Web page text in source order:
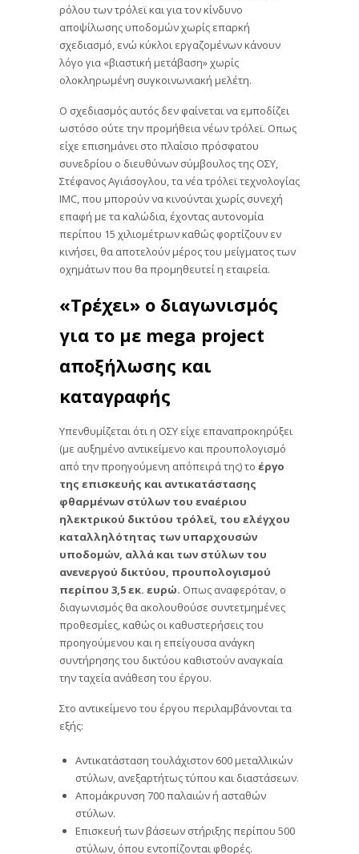
ρόλου των τρόλεϊ και για τον κίνδυνο
αποψίλωσης υποδομών χωρίς επαρκή
σχεδιασμό, ενώ κύκλοι εργαζομένων κάνουν
λόγο για «βιαστική μετάβαση» χωρίς
ολοκληρωμένη συγκοινωνιακή μελέτη.
Ο σχεδιασμός αυτός δεν φαίνεται να εμποδίζει
ωστόσο ούτε την προμήθεια νέων τρόλεϊ. Οπως
είχε επισημάνει στο πλαίσιο πρόσφατου
συνεδρίου ο διευθύνων σύμβουλος της ΟΣΥ,
Στέφανος Αγιάσογλου, τα νέα τρόλεϊ τεχνολογίας
IMC, που μπορούν να κινούνται χωρίς συνεχή
επαφή με τα καλώδια, έχοντας αυτονομία
περίπου 15 χιλιομέτρων καθώς φορτίζουν εν
κινήσει, θα αποτελούν μέρος του μείγματος των
οχημάτων που θα προμηθευτεί η εταιρεία.
«Τρέχει» ο διαγωνισμός
για το με mega project
αποξήλωσης και
καταγραφής
Υπενθυμίζεται ότι η ΟΣΥ είχε επαναπροκηρύξει
(με αυξημένο αντικείμενο και προυπολογισμό
από την προηγούμενη απόπειρά της) το έργο
της επισκευής και αντικατάστασης
φθαρμένων στύλων του εναέριου
ηλεκτρικού δικτύου τρόλεϊ, του ελέγχου
καταλληλότητας των υπαρχουσών
υποδομών, αλλά και των στύλων του
ανενεργού δικτύου, προυπολογισμού
περίπου 3,5 εκ. ευρώ. Οπως αναφερόταν, ο
διαγωνισμός θα ακολουθούσε συντετμημένες
προθεσμίες, καθώς οι καθυστερήσεις του
προηγούμενου και η επείγουσα ανάγκη
συντήρησης του δικτύου καθιστούν αναγκαία
την ταχεία ανάθεση του έργου.
Στο αντικείμενο του έργου περιλαμβάνονται τα
εξής:
Αντικατάσταση τουλάχιστον 600 μεταλλικών
στύλων, ανεξαρτήτως τύπου και διαστάσεων.
Απομάκρυνση 700 παλαιών ή ασταθών
στύλων.
Επισκευή των βάσεων στήριξης περίπου 500
στύλων, όπου εντοπίζονται φθορές.